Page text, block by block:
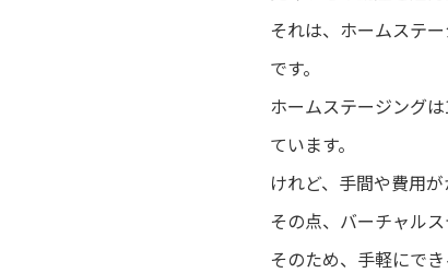
それは、ホームステ
です。
ホームステージング
ています。
けれど、手間や費用
その点、バーチャル
そのため、手軽にで